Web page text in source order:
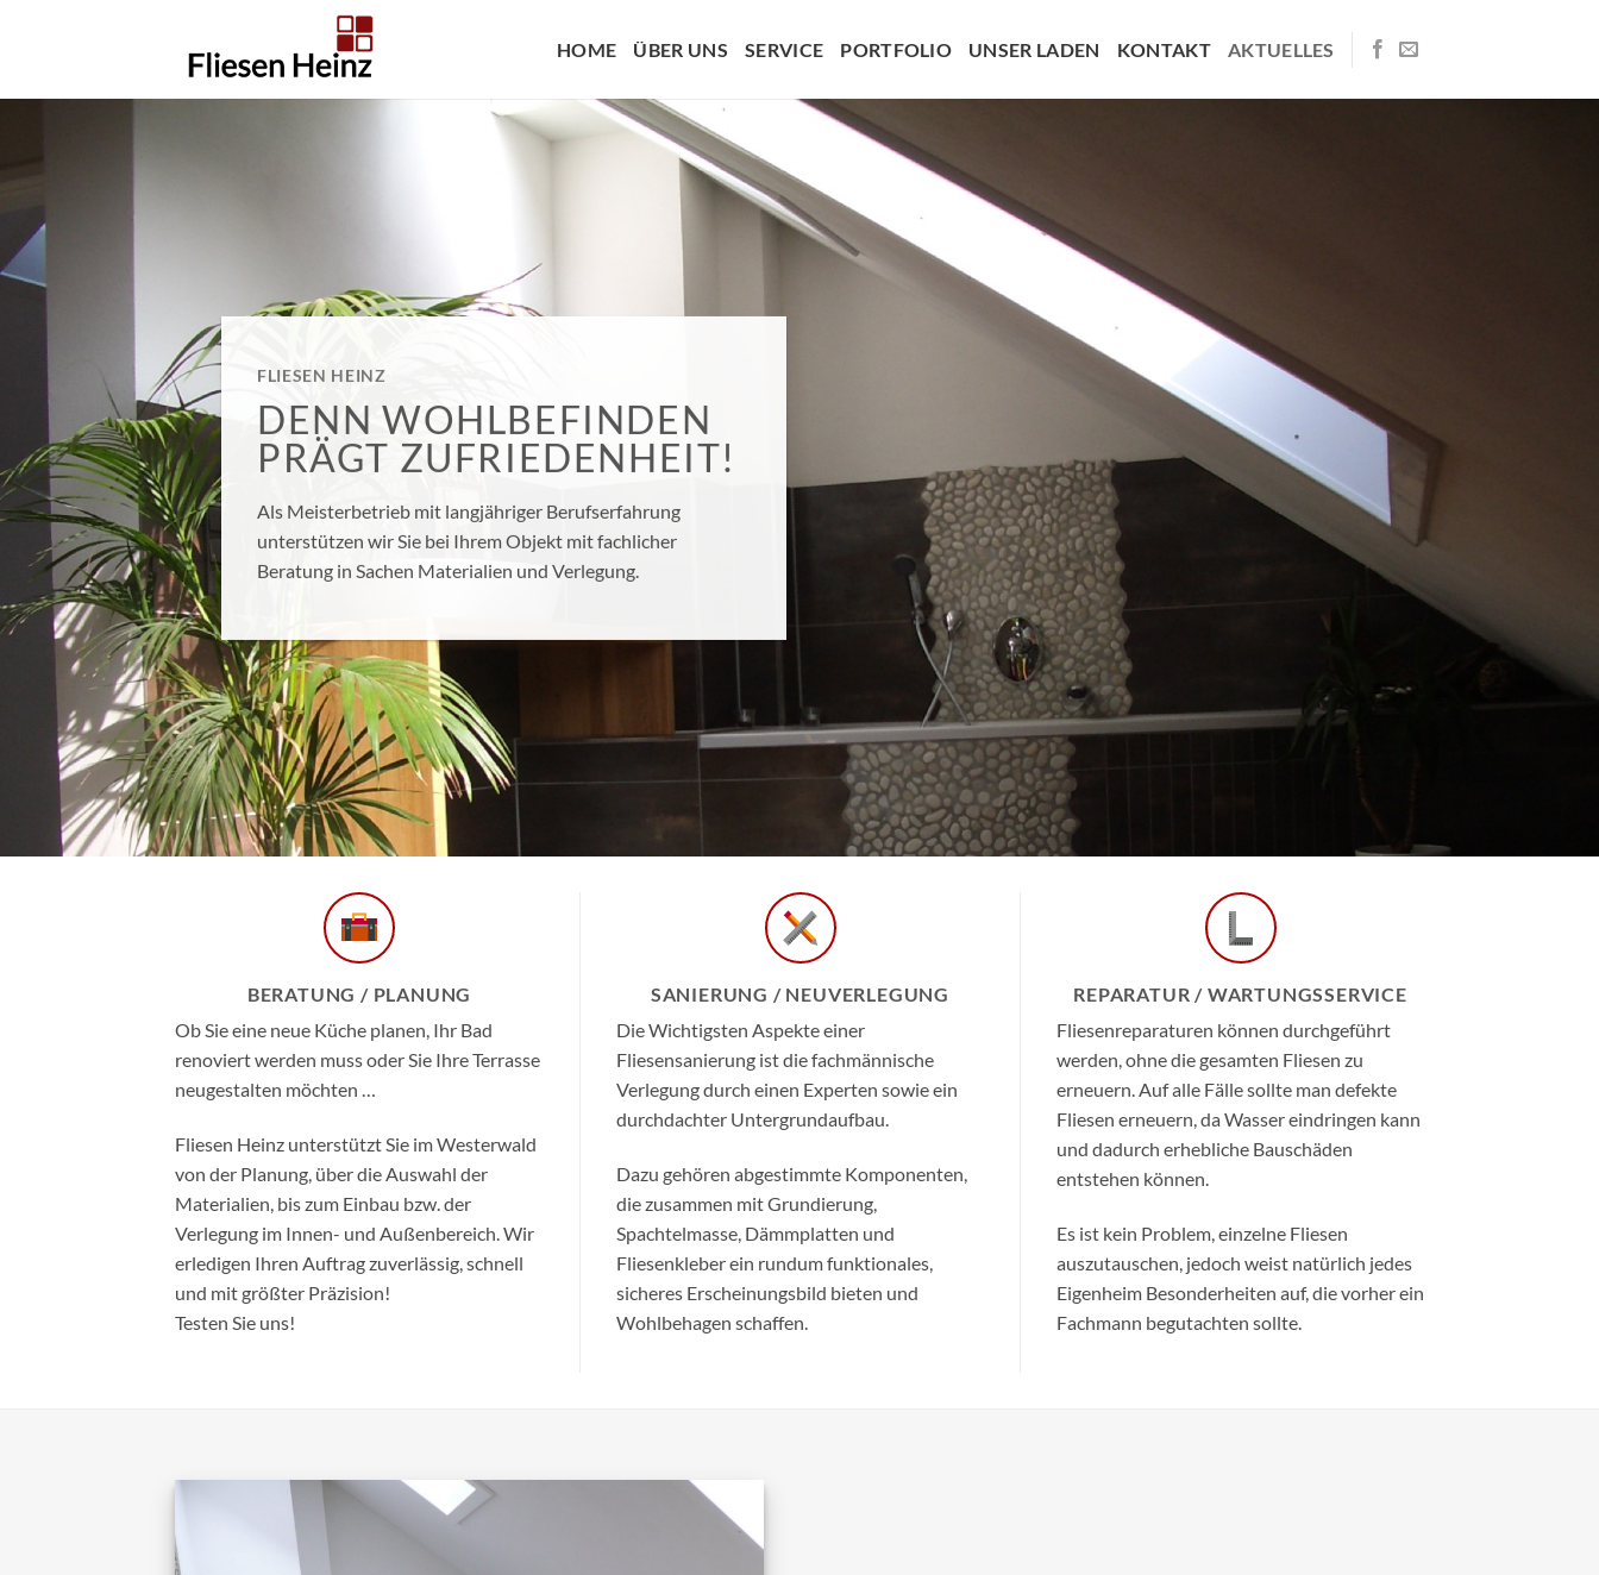
HOME ÜBER UNS SERVICE PORTFOLIO UNSER LADEN KONTAKT AKTUELLES
FLIESEN HEINZ
DENN WOHLBEFINDEN
PRÄGT ZUFRIEDENHEIT!
Als Meisterbetrieb mit langjähriger Berufserfahrung
unterstützen wir Sie bei Ihrem Objekt mit fachlicher
Beratung in Sachen Materialien und Verlegung.
BERATUNG / PLANUNG
Ob Sie eine neue Küche planen, Ihr Bad
renoviert werden muss oder Sie Ihre Terrasse
neugestalten möchten …
Fliesen Heinz unterstützt Sie im Westerwald
von der Planung, über die Auswahl der
Materialien, bis zum Einbau bzw. der
Verlegung im Innen- und Außenbereich. Wir
erledigen Ihren Auftrag zuverlässig, schnell
und mit größter Präzision!
Testen Sie uns!
SANIERUNG / NEUVERLEGUNG
Die Wichtigsten Aspekte einer
Fliesensanierung ist die fachmännische
Verlegung durch einen Experten sowie ein
durchdachter Untergrundaufbau.
Dazu gehören abgestimmte Komponenten,
die zusammen mit Grundierung,
Spachtelmasse, Dämmplatten und
Fliesenkleber ein rundum funktionales,
sicheres Erscheinungsbild bieten und
Wohlbehagen schaffen.
REPARATUR / WARTUNGSSERVICE
Fliesenreparaturen können durchgeführt
werden, ohne die gesamten Fliesen zu
erneuern. Auf alle Fälle sollte man defekte
Fliesen erneuern, da Wasser eindringen kann
und dadurch erhebliche Bauschäden
entstehen können.
Es ist kein Problem, einzelne Fliesen
auszutauschen, jedoch weist natürlich jedes
Eigenheim Besonderheiten auf, die vorher ein
Fachmann begutachten sollte.